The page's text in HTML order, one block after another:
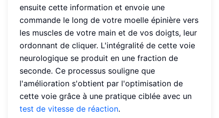
ensuite cette information et envoie une
commande le long de votre moelle épinière vers
les muscles de votre main et de vos doigts, leur
ordonnant de cliquer. L'intégralité de cette voie
neurologique se produit en une fraction de
seconde. Ce processus souligne que
l'amélioration s'obtient par l'optimisation de
cette voie grâce à une pratique ciblée avec un
test de vitesse de réaction.